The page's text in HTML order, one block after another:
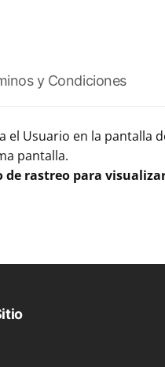
y Condiciones
el Usuario en la
pantalla.
rastreo para